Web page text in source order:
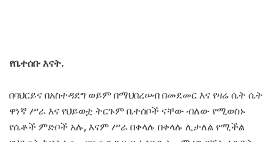
የቤተሰቡ እናት.
በባህርይና በአስተዳደግ ወይም በማህበረሠብ በመደመር እና የዛሬ ሴት ሴት
ዋነኛ ሥራ እና የህይወቷ ትርጉም ቤተሰቦች ናቸው ብለው የሚወስኑ
የሴቶች ምድቦች አሉ, እናም ሥራ በቀላሉ በቀላሉ ሊታለል የሚችል